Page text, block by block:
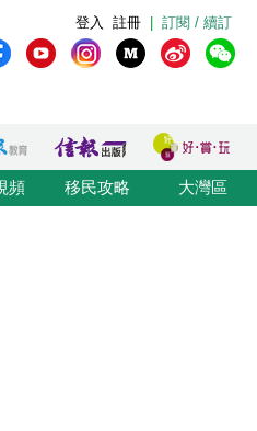
訂閱 / 續訂
註冊
登入
頻 移民攻略 大灣區